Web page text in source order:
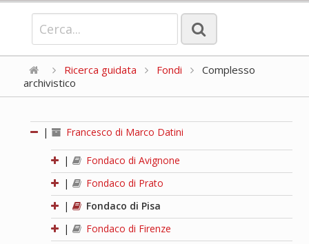
Ricerca guidata Fondi
Complesso
archivistico
| Francesco di Marco Datini
|
Fondaco di Avignone
|
Fondaco di Prato
|
Fondaco di Pisa
|
Fondaco di Firenze